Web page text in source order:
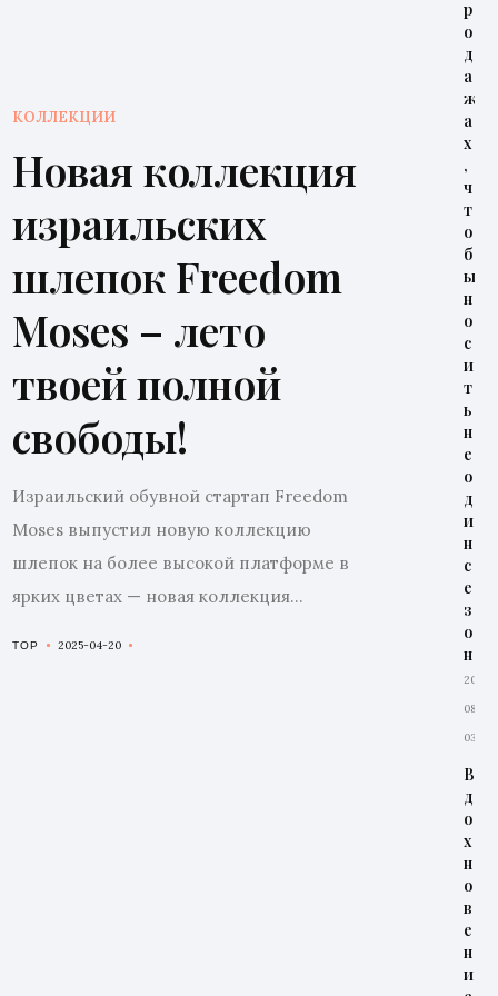
КОЛЛЕКЦИИ
Новая коллекция
израильских
шлепок Freedom
Moses – лето
твоей полной
свободы!
Израильский обувной стартап Freedom
Moses выпустил новую коллекцию
шлепок на более высокой платформе в
ярких цветах — новая коллекция...
TOP 2025-04-20
р
о
д
а
ж
а
х
,
ч
т
о
б
ы
н
о
с
и
т
ь
н
е
о
д
и
н
с
е
з
о
н
2026-
08-
03
В
д
о
х
н
о
в
е
н
и